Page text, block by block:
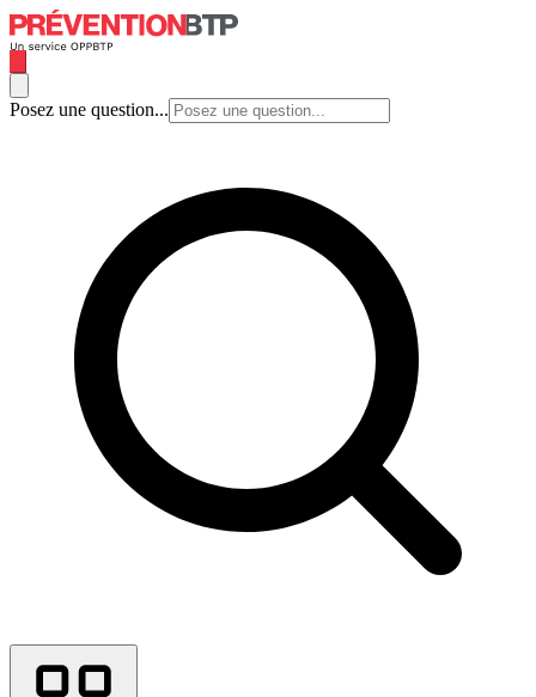
Posez une question...